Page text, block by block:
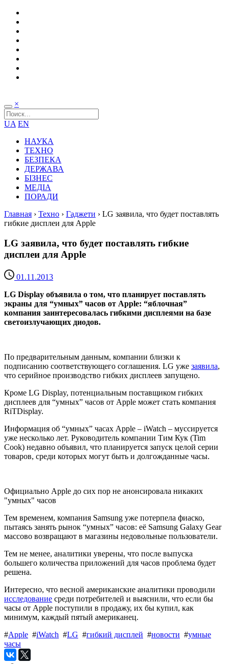
×
UA EN
НАУКА
ТЕХНО
БЕЗПЕКА
ДЕРЖАВА
БІЗНЕС
МЕДІА
ПОРАДИ
Главная › Техно › Гаджети › LG заявила, что будет поставлять
гибкие дисплеи для Apple
LG заявила, что будет поставлять гибкие
дисплеи для Apple
01.11.2013
LG Display объявила о том, что планирует поставлять
экраны для “умных” часов от Apple: “яблочная”
компания заинтересовалась гибкими дисплеями на базе
светоизлучающих диодов.
По предварительным данным, компании близки к
подписанию соответствующего соглашения. LG уже заявила,
что серийное производство гибких дисплеев запущено.
Кроме LG Display, потенциальным поставщиком гибких
дисплеев для “умных” часов от Apple может стать компания
RiTDisplay.
Информация об “умных” часах Apple – iWatch – муссируется
уже несколько лет. Руководитель компании Тим Кук (Tim
Cook) недавно объявил, что планируется запуск целой серии
товаров, среди которых могут быть и долгожданные часы.
Официально Apple до сих пор не анонсировала никаких
"умных" часов
Тем временем, компания Samsung уже потерпела фиаско,
пытаясь занять рынок “умных” часов: её Samsung Galaxy Gear
массово возвращают в магазины недовольные пользователи.
Тем не менее, аналитики уверены, что после выпуска
большего количества приложений для часов проблема будет
решена.
Интересно, что весной американские аналитики проводили
исследование среди потребителей и выяснили, что если бы
часы от Apple поступили в продажу, их бы купил, как
минимум, каждый пятый американец.
#Apple #iWatch #LG #гибкий дисплей #новости #умные
часы